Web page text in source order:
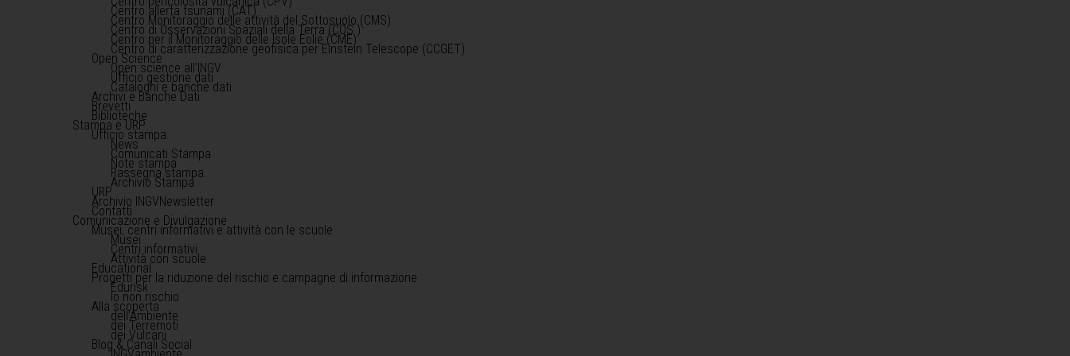
Centro allerta tsunami (CAT)
Centro Monitoraggio delle attività del Sottosuolo (CMS)
Centro di Osservazioni Spaziali della Terra (COS )
Centro per il Monitoraggio delle Isole Eolie (CME)
Centro di caratterizzazione geofisica per Einstein Telescope (CCGET)
Open Science
Open science all'INGV
Ufficio gestione dati
Cataloghi e banche dati
Archivi e Banche Dati
Brevetti
Biblioteche
Stampa e URP
Ufficio stampa
News
Comunicati Stampa
Note stampa
Rassegna stampa
Archivio Stampa
URP
Archivio INGVNewsletter
Contatti
Comunicazione e Divulgazione
Musei, centri informativi e attività con le scuole
Musei
Centri informativi
Attività con scuole
Educational
Progetti per la riduzione del rischio e campagne di informazione
Edurisk
Io non rischio
Alla scoperta
dell'Ambiente
dei Terremoti
dei Vulcani
Blog & Canali Social